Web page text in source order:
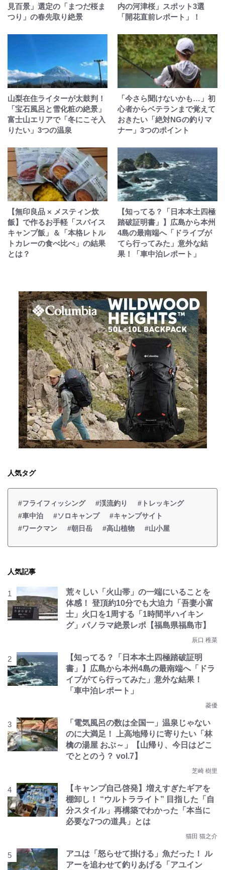
見百景」選定の「まつだ桜ま
つり」の春先取り絶景
内の河津桜」スポット3選
「開花直前レポート」！
山梨在住ライターが太鼓判！
「宝石風呂と雪化粧の絶景」
富士山エリアで「冬にこそ入
りたい」3つの温泉
「今さら聞けないかも…」初
心者からベテランまで覚えて
おきたい「絶対NGの釣りマ
ナー」3つのポイント
【無印良品 × メスティン炊
飯】で作るお手軽「スパイス
キャンプ飯」＆「本格レトル
トカレーの食べ比べ」の結果
とは？
【知ってる？「日本本土四極
踏破証明書」】広島から本州
4島の最南端へ「ドライブが
てら行ってみた」意外な結
果！「車中泊レポート」
人気タグ
#フライフィッシング #渓流釣り
#トレッキング
#車中泊
#ソロキャンプ
#キャンプサイト
#ワークマン
#朝日岳 #高山植物 #山小屋
人気記事
荒々しい「火山帯」の一端にいることを
体感！ 登頂約10分でも大迫力「吾妻小富
士」火口を1周する「1時間半ハイキン
グ」パノラマ絶景レポ【福島県福島市】
辰口 稚菜
【知ってる？「日本本土四極踏破証明
書」】広島から本州4島の最南端へ「ドラ
イブがてら行ってみた」意外な結果！
「車中泊レポート」
菱優
「電気風呂の数は全国一」温泉じゃない
のに大満足！ 上高地帰りに寄りたい「林
檎の湯屋 おぶ～」【山帰り、今日はどこ
でととのう？ vol.7】
芝崎 樹里
【キャンプ自己啓発】増えすぎたギアを
棚卸し！ “ウルトラライト” 目指した「自
分スタイル」再構築でわかった「本当に
必要な7つの道具」とは
猫田 猫之介
アユは「怒らせて掛ける」魚だった！ ル
アーを追わせて釣りあげる「アユイン